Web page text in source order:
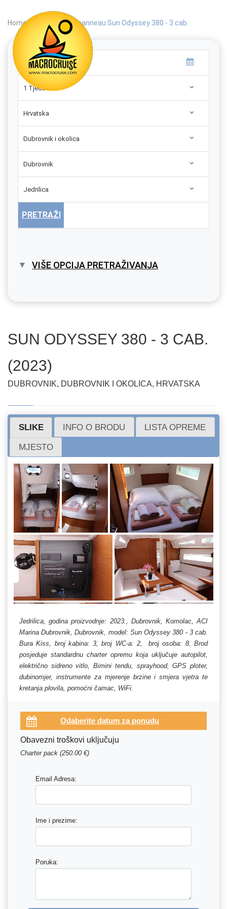
Home Search | Jeanneau Sun Odyssey 380 - 3 cab.
1 Tjedan
Hrvatska
Dubrovnik i okolica
Dubrovnik
Jedrilica
PRETRAŽI
VIŠE OPCIJA PRETRAŽIVANJA
SUN ODYSSEY 380 - 3 CAB.
(2023)
DUBROVNIK, DUBROVNIK I OKOLICA, HRVATSKA
SLIKE INFO O BRODU LISTA OPREME
MJESTO
Jedrilica, godina proizvodnje: 2023., Dubrovnik, Komolac, ACI
Marina Dubrovnik, Dubrovnik, model: Sun Odyssey 380 - 3 cab.
Bura Kiss, broj kabina: 3, broj WC-a: 2, broj osoba: 8. Brod
posjeduje standardnu charter opremu koja uključuje autopilot,
električno sidreno vitlo, Bimini tendu, sprayhood, GPS ploter,
dubinomjer, instrumente za mjerenje brzine i smjera vjetra te
kretanja plovila, pomoćni čamac, WiFi.
Obavezni troškovi uključuju
Charter pack (250.00 €)
Email Adresa:
Ime i prezime:
Poruka: